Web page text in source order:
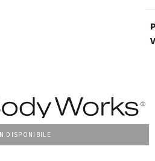
DISPONIBILE
PolicyCookie PolicyAccessibilità